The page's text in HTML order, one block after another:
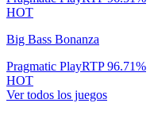
HOT
Big Bass Bonanza
Pragmatic PlayRTP96.71%
HOT
Ver todos los juegos